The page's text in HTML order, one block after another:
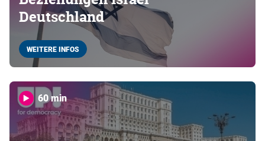
Deutschland
WEITERE INFOS
60 min